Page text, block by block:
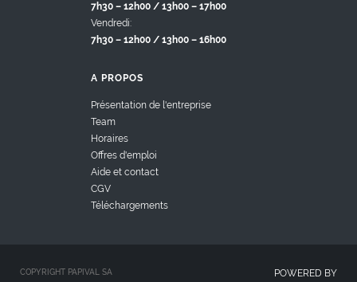
7h30 – 12h00 / 13h00 – 17h00
Vendredi:
7h30 – 12h00 / 13h00 – 16h00
A PROPOS
Présentation de l'entreprise
Team
Horaires
Offres d'emploi
Aide et contact
CGV
Téléchargements
COPYRIGHT PAPIVAL SA
POWERED BY